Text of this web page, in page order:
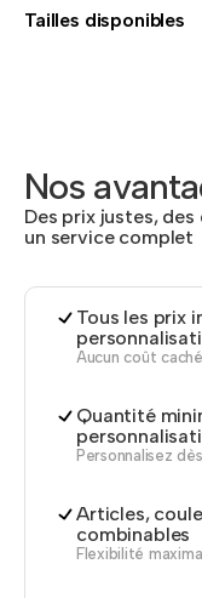
Tailles disponibles
Nos
Des prix justes,
un service complet
Tous les prix
Aucun coût
Quantité
Personnalisez
Articles,
combinables
Flexibilité